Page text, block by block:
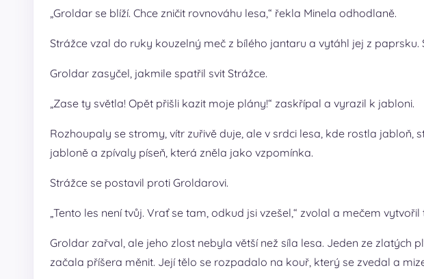
„Groldar se blíží. Chce zničit rovnováhu lesa,“ řekla Minela odhodlaně.
Strážce vzal do ruky kouzelný meč z bílého jantaru a vytáhl jej z
Groldar zasyčel, jakmile spatřil svit Strážce.
„Zase ty světla! Opět přišli kazit moje plány!“ zaskřípal a vyrazil k jabloni.
Rozhoupaly se stromy, vítr zuřivě duje, ale v srdci lesa, kde rostla
jabloně a zpívaly píseň, která zněla jako vzpomínka.
Strážce se postavil proti Groldarovi.
„Tento les není tvůj. Vrať se tam, odkud jsi vzešel,“ zvolal a mečem
Groldar zařval, ale jeho zlost nebyla větší než síla lesa. Jeden ze
začala příšera měnit. Její tělo se rozpadalo na kouř, který se zvedal a